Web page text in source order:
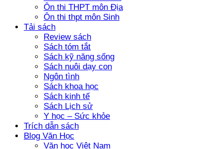
Ôn thi THPT môn Địa
Ôn thi thpt môn Sinh
Tải sách
Review sách
Sách tóm tắt
Sách kỹ năng sống
Sách nuôi dạy con
Ngôn tình
Sách khoa học
Sách kinh tế
Sách Lịch sử
Y học – Sức khỏe
Trích dẫn sách
Blog Văn Học
Văn học Việt Nam